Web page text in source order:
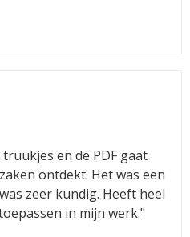
en de PDF gaat
ontdekt. Het was een
zeer kundig. Heeft heel
in mijn werk."